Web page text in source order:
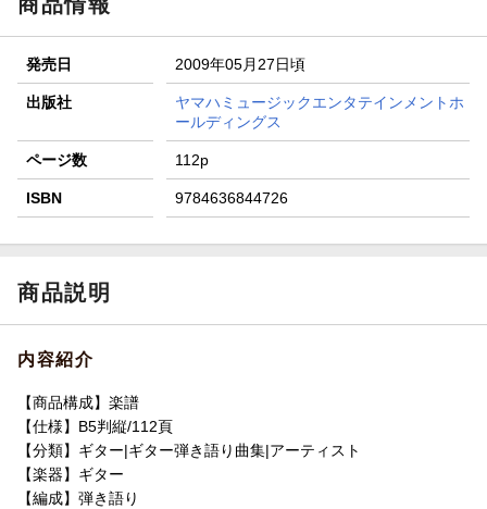
楽天モバイル紹介キャンペーンの拡散で300円OFFクーポン
進呈
条件達成で楽天限定・宝塚歌劇 宙組貸切公演ペアチケット
が当たる
発売日 2009年05月27日頃
出版社
ヤマハミュージックエンタテインメントホ
ールディングス
ページ数 112p
ISBN 9784636844726
商品説明
内容紹介
【商品構成】楽譜
【仕様】B5判縦/112頁
【分類】ギター|ギター弾き語り曲集|アーティスト
【楽器】ギター
【編成】弾き語り